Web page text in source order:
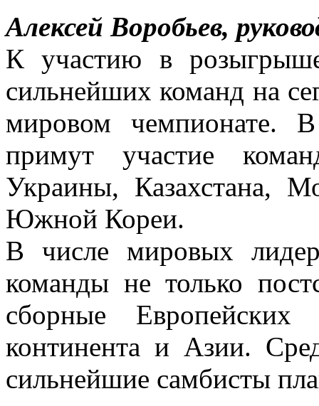
Алексей Воробьев,
К участию в
сильнейших команд на
мировом чемпионате.
примут участие
Украины, Казахстана,
Южной Кореи.
В числе мировых
команды не только
сборные Европейских
континента и Азии.
сильнейшие самбисты